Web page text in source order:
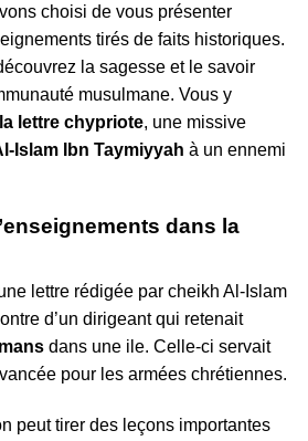
choisi de vous présenter
tirés de faits historiques.
la sagesse et le savoir
musulmane. Vous y
la lettre chypriote, une missive
Islam Ibn Taymiyyah à un ennemi
dans la
lettre rédigée par cheikh Al-Islam
d’un dirigeant qui retenait
dans une ile. Celle-ci servait
pour les armées chrétiennes.
peut tirer des leçons importantes